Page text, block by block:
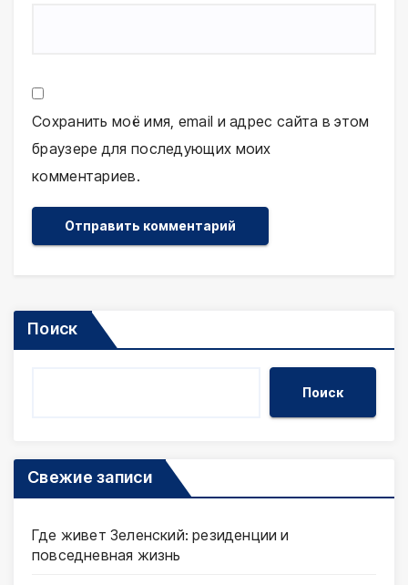
Сохранить моё имя, email и адрес сайта в этом
браузере для последующих моих
комментариев.
Поиск
Поиск
Свежие записи
Где живет Зеленский: резиденции и
повседневная жизнь